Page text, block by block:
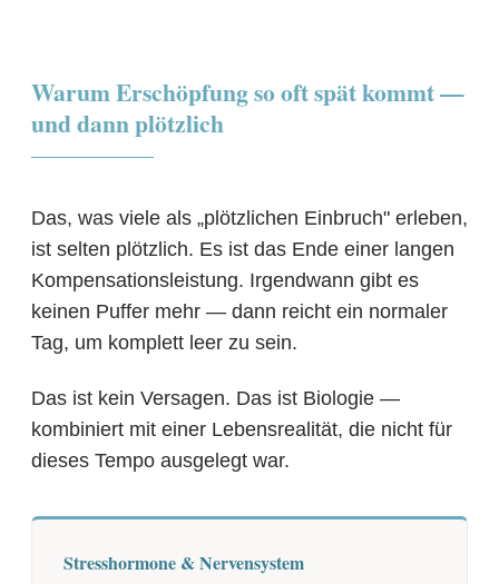
Warum Erschöpfung so oft spät kommt —
und dann plötzlich
Das, was viele als „plötzlichen Einbruch" erleben,
ist selten plötzlich. Es ist das Ende einer langen
Kompensationsleistung. Irgendwann gibt es
keinen Puffer mehr — dann reicht ein normaler
Tag, um komplett leer zu sein.
Das ist kein Versagen. Das ist Biologie —
kombiniert mit einer Lebensrealität, die nicht für
dieses Tempo ausgelegt war.
Stresshormone & Nervensystem